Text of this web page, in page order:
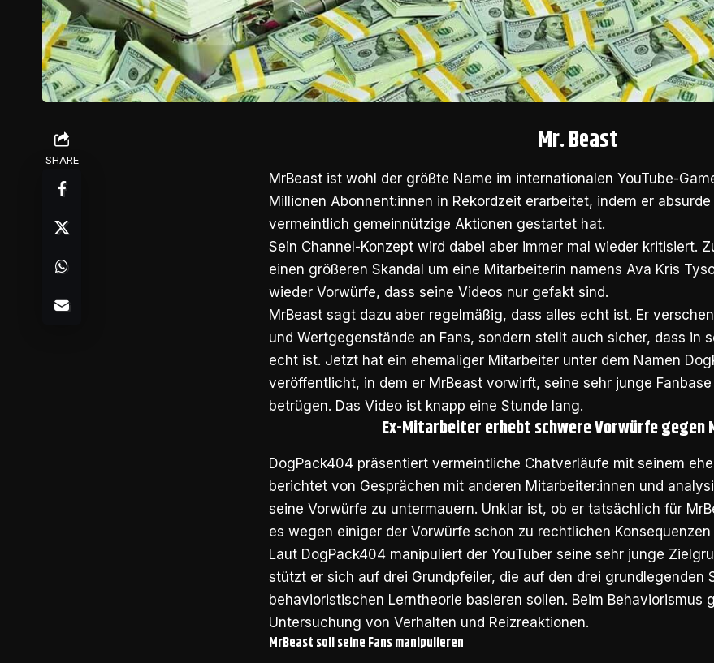
SHARE
Mr. Beast
MrBeast ist wohl der größte Name im internationalen YouTube-
Millionen Abonnent:innen in Rekordzeit erarbeitet, indem er
vermeintlich gemeinnützige Aktionen gestartet hat.
Sein Channel-Konzept wird dabei aber immer mal wieder kritisiert.
einen größeren Skandal um eine Mitarbeiterin namens Ava Kris
wieder Vorwürfe, dass seine Videos nur gefakt sind.
MrBeast sagt dazu aber regelmäßig, dass alles echt ist. Er
und Wertgegenstände an Fans, sondern stellt auch sicher, dass in
echt ist. Jetzt hat ein ehemaliger Mitarbeiter unter dem Namen
veröffentlicht, in dem er MrBeast vorwirft, seine sehr junge
betrügen. Das Video ist knapp eine Stunde lang.
Ex-Mitarbeiter erhebt schwere Vorwürfe gegen
DogPack404 präsentiert vermeintliche Chatverläufe mit seinem
berichtet von Gesprächen mit anderen Mitarbeiter:innen und
seine Vorwürfe zu untermauern. Unklar ist, ob er tatsächlich für
es wegen einiger der Vorwürfe schon zu rechtlichen
Laut DogPack404 manipuliert der YouTuber seine sehr junge
stützt er sich auf drei Grundpfeiler, die auf den drei grundlegenden
behavioristischen Lerntheorie basieren sollen. Beim Behaviorismus
Untersuchung von Verhalten und Reizreaktionen.
MrBeast soll seine Fans manipulieren